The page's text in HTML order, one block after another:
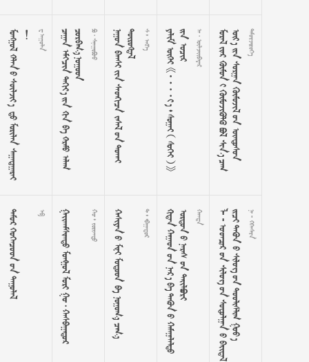
 








































    
















































   






































   
































 







































































 

      
        
       






















































   




























































